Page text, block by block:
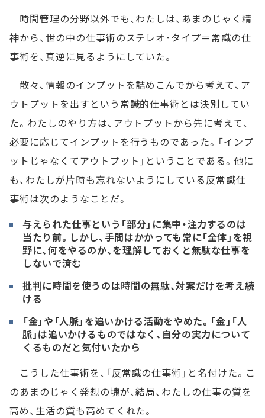
時間管理の分野以外でも、わたしは、あまのじゃく精
神から、世の中の仕事術のステレオ・タイプ＝常識の仕
事術を、真逆に見るようにしていた。
散々、情報のインプットを詰めこんでから考えて、ア
ウトプットを出すという常識的仕事術とは決別してい
た。わたしのやり方は、アウトプットから先に考えて、
必要に応じてインプットを行うものであった。「インプ
ットじゃなくてアウトプット」ということである。他に
も、わたしが片時も忘れないようにしている反常識仕
事術は次のようなことだ。
与えられた仕事という「部分」に集中・注力するのは
当たり前。しかし、手間はかかっても常に「全体」を視
野に、何をやるのか、を理解しておくと無駄な仕事を
しないで済む
批判に時間を使うのは時間の無駄、対案だけを考え続
ける
「金」や「人脈」を追いかける活動をやめた。「金」「人
脈」は追いかけるものではなく、自分の実力について
くるものだと気付いたから
こうした仕事術を、「反常識の仕事術」と名付けた。こ
のあまのじゃく発想の塊が、結局、わたしの仕事の質を
高め、生活の質も高めてくれた。